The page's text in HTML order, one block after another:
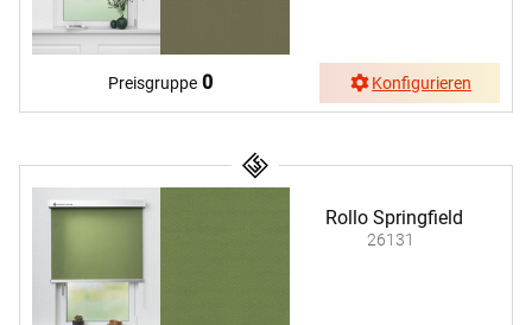
Preisgruppe 0 Konfigurieren
Rollo Springfield
26131